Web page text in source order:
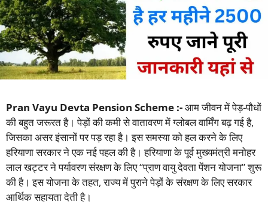
Pran Vayu Devta Pension Scheme :-आम जीवन में पेड़-पौधों
की बहुत जरूरत है। पेड़ों की कमी से वातावरण में ग्लोबल वार्मिंग बढ़ गई है,
जिसका असर इंसानों पर पड़ रहा है। इस समस्या को हल करने के लिए
हरियाणा सरकार ने एक नई पहल की है। हरियाणा के पूर्व मुख्यमंत्री मनोहर
लाल खट्टर ने पर्यावरण संरक्षण के लिए “प्राण वायु देवता पेंशन योजना” शुरू
की है। इस योजना के तहत, राज्य में पुराने पेड़ों के संरक्षण के लिए सरकार
आर्थिक सहायता देती है।